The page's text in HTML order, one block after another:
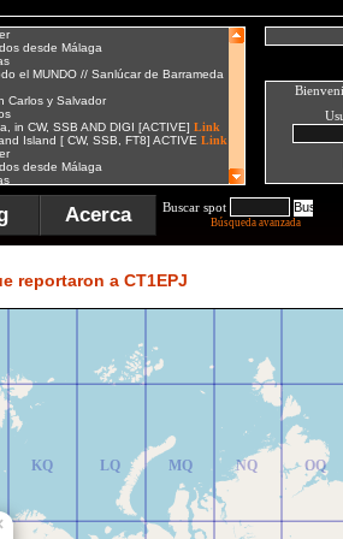
Acerca Buscar spot
Búsqueda avanzada
reportaron a CT1EPJ
KQ
KR
LQ
LR
MQ
MR
NQ
NR
OQ
OR